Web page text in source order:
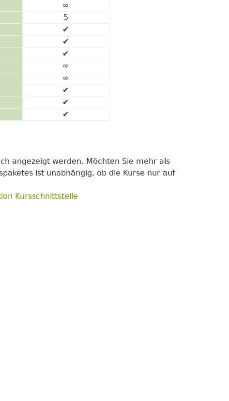
∞
5
✔
✔
✔
∞
∞
✔
✔
✔
angezeigt werden. Möchten Sie mehr als
ist unabhängig, ob die Kurse nur auf
Kursschnittstelle